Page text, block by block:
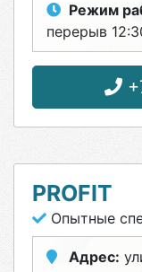
Режим
перерыв
PROFIT
Опытные
Адрес: